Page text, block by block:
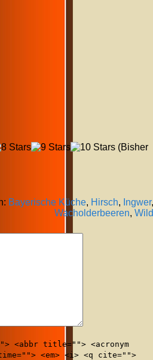
(Bisher
Bayerische Küche, Hirsch, Ingwer,
Wacholderbeeren, Wild
<abbr title=""> <acronym
<em> <i> <q cite="">